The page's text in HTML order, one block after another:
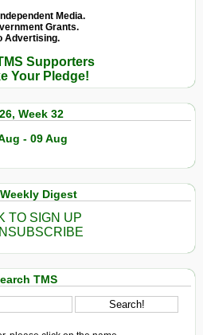
Media.
Grants.
Advertising.
Supporters
Your Pledge!
Week 32
- 09 Aug
Digest
TO SIGN UP
TMS